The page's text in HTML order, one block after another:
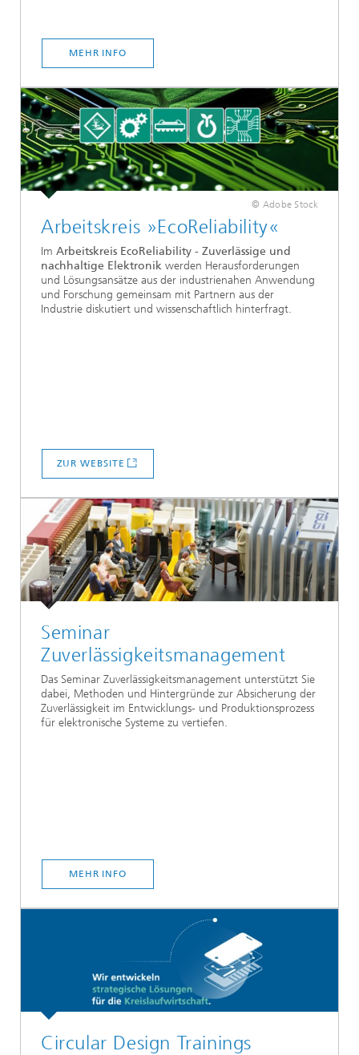
MEHR INFO
© Adobe Stock
Arbeitskreis »EcoReliability«
Im Arbeitskreis EcoReliability - Zuverlässige und
nachhaltige Elektronik werden Herausforderungen
und Lösungsansätze aus der industrienahen Anwendung
und Forschung gemeinsam mit Partnern aus der
Industrie diskutiert und wissenschaftlich hinterfragt.
ZUR WEBSITE
Seminar
Zuverlässigkeitsmanagement
Das Seminar Zuverlässigkeitsmanagement unterstützt Sie
dabei, Methoden und Hintergründe zur Absicherung der
Zuverlässigkeit im Entwicklungs- und Produktionsprozess
für elektronische Systeme zu vertiefen.
MEHR INFO
Circular Design Trainings